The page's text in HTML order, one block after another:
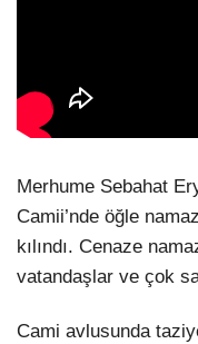
Merhume Sebahat
Camii’nde öğle
kılındı. Cenaze
vatandaşlar ve çok
Cami avlusunda